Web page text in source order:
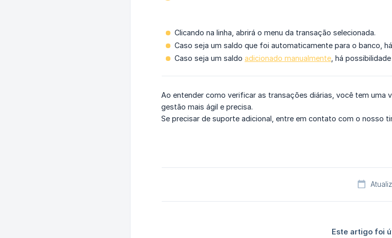
Clicando na linha, abrirá o menu da transação selecionada.
Caso seja um saldo que foi automaticamente para o banco,
Caso seja um saldo adicionado manualmente , há
Ao entender como verificar as transações diárias, você tem uma
gestão mais ágil e precisa.
Se precisar de suporte adicional, entre em contato com o nosso
Este artigo foi